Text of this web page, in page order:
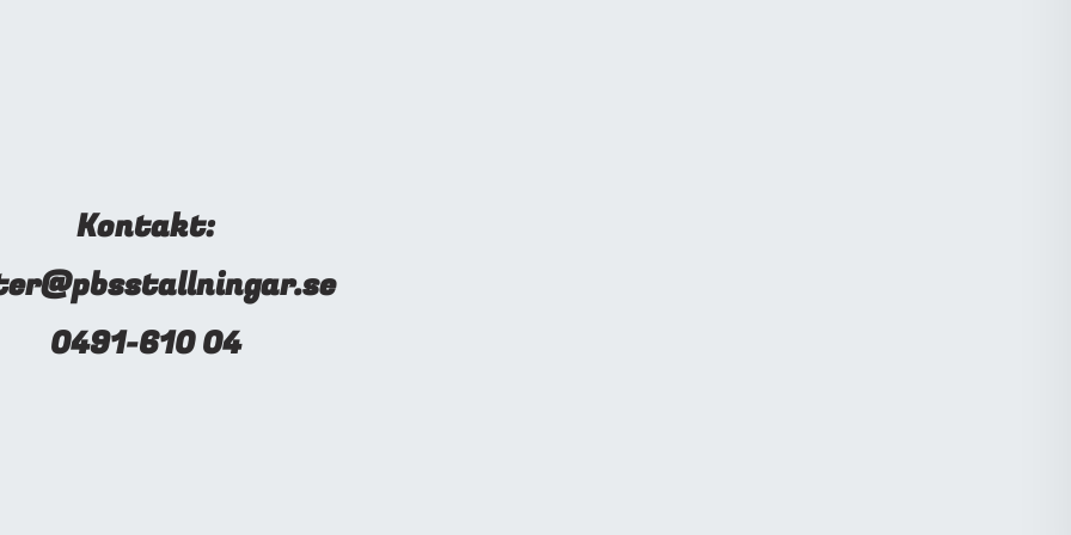
Kontakt:
0491-610 04